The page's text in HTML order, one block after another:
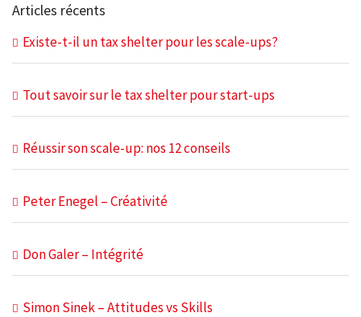
Articles récents
Existe-t-il un tax shelter pour les scale-ups?
Tout savoir sur le tax shelter pour start-ups
Réussir son scale-up: nos 12 conseils
Peter Enegel – Créativité
Don Galer – Intégrité
Simon Sinek – Attitudes vs Skills